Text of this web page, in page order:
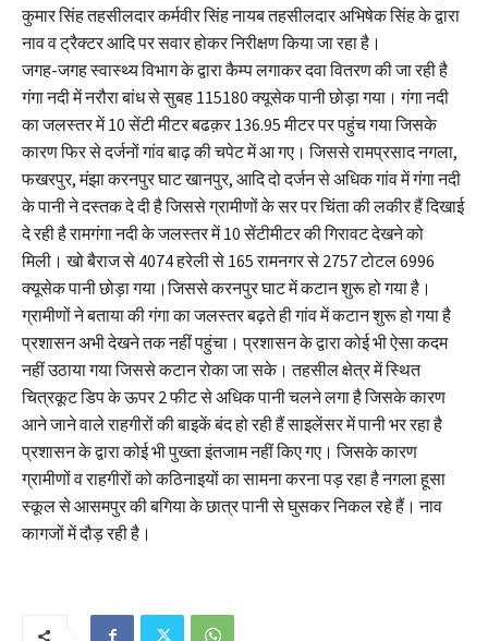
कुमार सिंह तहसीलदार कर्मवीर सिंह नायब तहसीलदार अभिषेक सिंह के द्वारा
नाव व ट्रैक्टर आदि पर सवार होकर निरीक्षण किया जा रहा है।
जगह-जगह स्वास्थ्य विभाग के द्वारा कैम्प लगाकर दवा वितरण की जा रही है
गंगा नदी में नरौरा बांध से सुबह 115180 क्यूसेक पानी छोड़ा गया। गंगा नदी
का जलस्तर में 10 सेंटी मीटर बढक़र 136.95 मीटर पर पहुंच गया जिसके
कारण फिर से दर्जनों गांव बाढ़ की चपेट में आ गए। जिससे रामप्रसाद नगला,
फखरपुर, मंझा करनपुर घाट खानपुर, आदि दो दर्जन से अधिक गांव में गंगा नदी
के पानी ने दस्तक दे दी है जिससे ग्रामीणों के सर पर चिंता की लकीर हैं दिखाई
दे रही है रामगंगा नदी के जलस्तर में 10 सेंटीमीटर की गिरावट देखने को
मिली। खो बैराज से 4074 हरेली से 165 रामनगर से 2757 टोटल 6996
क्यूसेक पानी छोड़ा गया।जिससे करनपुर घाट में कटान शुरू हो गया है।
ग्रामीणों ने बताया की गंगा का जलस्तर बढ़ते ही गांव में कटान शुरू हो गया है
प्रशासन अभी देखने तक नहीं पहुंचा। प्रशासन के द्वारा कोई भी ऐसा कदम
नहीं उठाया गया जिससे कटान रोका जा सके। तहसील क्षेत्र में स्थित
चित्रकूट डिप के ऊपर 2 फीट से अधिक पानी चलने लगा है जिसके कारण
आने जाने वाले राहगीरों की बाइकें बंद हो रही हैं साइलेंसर में पानी भर रहा है
प्रशासन के द्वारा कोई भी पुख्ता इंतजाम नहीं किए गए। जिसके कारण
ग्रामीणों व राहगीरों को कठिनाइयों का सामना करना पड़ रहा है नगला हूसा
स्कूल से आसमपुर की बगिया के छात्र पानी से घुसकर निकल रहे हैं। नाव
कागजों में दौड़ रही है।